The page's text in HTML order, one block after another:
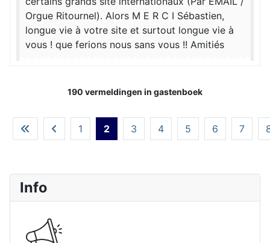
Info
Orgue Ritournel). Alors M E R C I Sébastien,
longue vie à votre site et surtout longue vie à
vous ! que ferions nous sans vous !! Amitiés
190 vermeldingen in gastenboek
1 2 3 4 5 6 7